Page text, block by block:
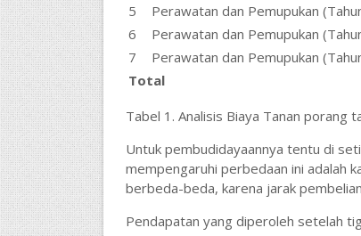
5
Perawatan dan Pemupukan
6
Perawatan dan Pemupukan
7
Perawatan dan Pemupukan
Total
Tabel 1. Analisis Biaya Tanan porang
Untuk pembudidayaannya tentu di
mempengaruhi perbedaan ini adalah
berbeda-beda, karena jarak
Pendapatan yang diperoleh setelah